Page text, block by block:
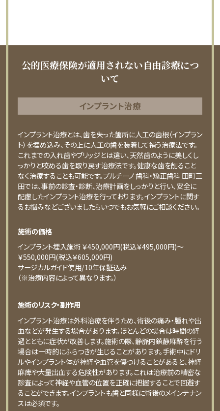
公的医療保険が適用されない自由診療につ
いて
インプラント治療
インプラント治療とは、歯を失った箇所に人工の歯根（インプラン
ト）を埋め込み、その上に人工の歯を装着して補う治療法です。
これまでの入れ歯やブリッジとは違い、天然歯のように美しくし
っかりと咬める歯を取り戻す治療法です。健康な歯を削ること
なく治療することも可能です。プルチーノ 歯科・矯正歯科 田町三
田では、事前の診査・診断、治療計画をしっかりと行い、安全に
配慮したインプラント治療を行っております。インプラントに関す
るお悩みなどございましたらいつでもお気軽にご相談ください。
施術の価格
インプラント埋入施術 ￥450,000円(税込￥495,000円)〜
￥550,000円(税込￥605,000円)
サージカルガイド使用/10年保証込み
（※治療内容によって異なります。）
施術のリスク・副作用
インプラント治療は外科治療を伴うため、術後の痛み・腫れや出
血などが発生する場合があります。ほとんどの場合は時間の経
過とともに症状が改善します。施術の際、静脈内鎮静麻酔を行う
場合は一時的にふらつきが生じることがあります。手術中にドリ
ルやインプラント体が神経や血管を傷つけることがあると、神経
麻痺や大量出血する危険性があります。これは治療前の精密な
診査によって神経や血管の位置を正確に把握することで回避す
ることができます。インプラントも歯と同様に術後のメインテナン
スは必須です。